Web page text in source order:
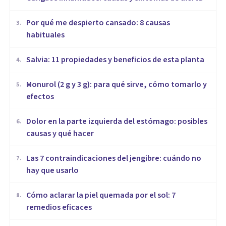
3.
Por qué me despierto cansado: 8 causas
habituales
4. Salvia: 11 propiedades y beneficios de esta planta
5.
Monurol (2 g y 3 g): para qué sirve, cómo tomarlo y
efectos
6.
Dolor en la parte izquierda del estómago: posibles
causas y qué hacer
7.
Las 7 contraindicaciones del jengibre: cuándo no
hay que usarlo
8.
Cómo aclarar la piel quemada por el sol: 7
remedios eficaces